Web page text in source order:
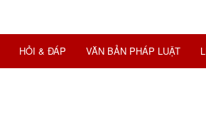
HỎI & ĐÁP VĂN BẢN PHÁP LUẬT